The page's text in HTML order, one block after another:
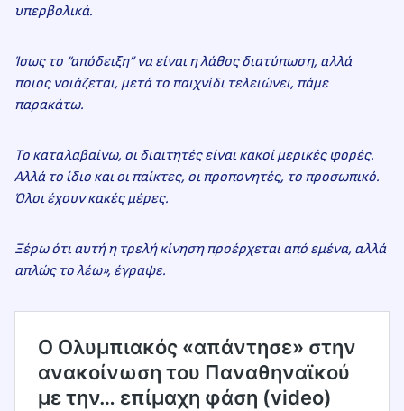
υπερβολικά.
Ίσως το “απόδειξη” να είναι η λάθος διατύπωση, αλλά
ποιος νοιάζεται, μετά το παιχνίδι τελειώνει, πάμε
παρακάτω.
Το καταλαβαίνω, οι διαιτητές είναι κακοί μερικές φορές.
Αλλά το ίδιο και οι παίκτες, οι προπονητές, το προσωπικό.
Όλοι έχουν κακές μέρες.
Ξέρω ότι αυτή η τρελή κίνηση προέρχεται από εμένα, αλλά
απλώς το λέω», έγραψε.
Ο Ολυμπιακός «απάντησε» στην
ανακοίνωση του Παναθηναϊκού
με την… επίμαχη φάση (video)